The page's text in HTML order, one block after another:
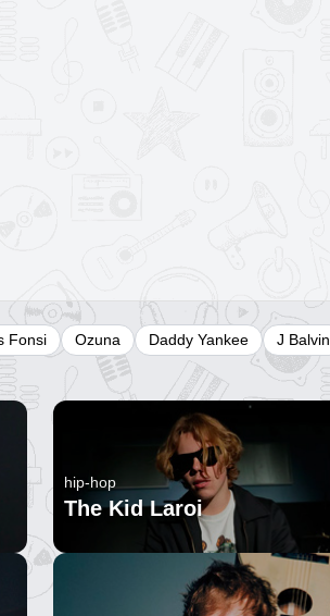
Fonsi Ozuna Daddy Yankee J Balvin
hip-hop
The Kid Laroi